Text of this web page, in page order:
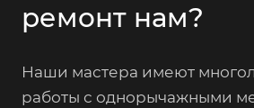
ремонт нам?
Наши мастера имеют
работы с однорычажными